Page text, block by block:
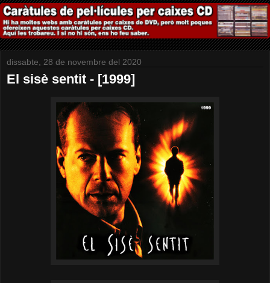
dissabte, 28 de novembre del 2020
El sisè sentit - [1999]